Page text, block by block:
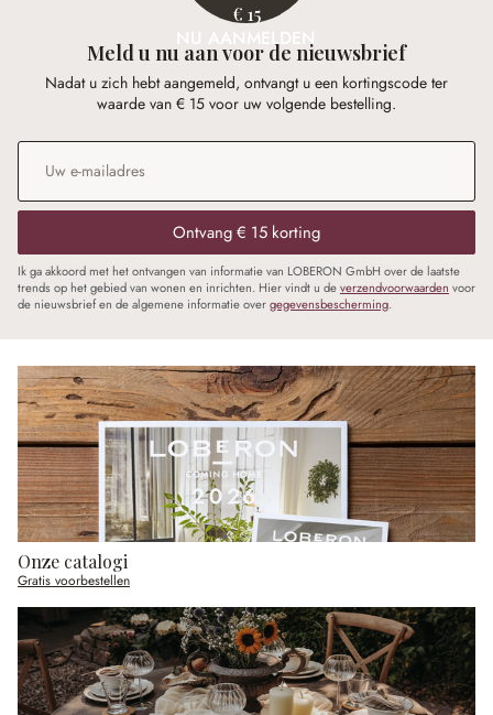
€ 15
NU AANMELDEN
Meld u nu aan voor de nieuwsbrief
Nadat u zich hebt aangemeld, ontvangt u een kortingscode ter
waarde van € 15 voor uw volgende bestelling.
E-mailadres
Ontvang € 15 korting
Ik ga akkoord met het ontvangen van informatie van LOBERON GmbH over de laatste
trends op het gebied van wonen en inrichten. Hier vindt u deverzendvoorwaarden voor
de nieuwsbrief en de algemene informatie overgegevensbescherming.
Onze catalogi
Gratis voorbestellen